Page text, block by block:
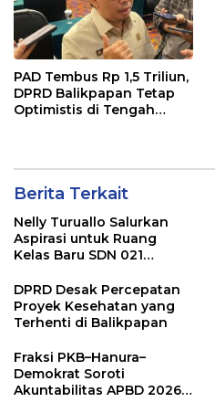
PAD Tembus Rp 1,5 Triliun,
DPRD Balikpapan Tetap
Optimistis di Tengah
Berita Terkait
Nelly Turuallo Salurkan
Aspirasi untuk Ruang
Kelas Baru SDN 021
DPRD Desak Percepatan
Proyek Kesehatan yang
Terhenti di Balikpapan
Fraksi PKB–Hanura–
Demokrat Soroti
Akuntabilitas APBD 2026